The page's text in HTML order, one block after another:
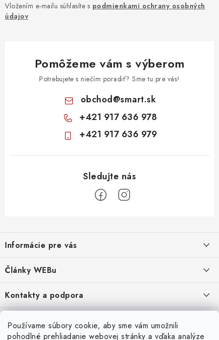
Používame súbory cookie, aby sme vám umožnili
pohodlné prehliadanie webovej stránky a vďaka analýze
Vložením e-mailu súhlasíte s podmienkami ochrany osobných
údajov
Pomôžeme vám s výberom
Potrebujete s niečím poradiť? Sme tu pre vás!
obchod@smart.sk
+421 917 636 978
+421 917 636 979
p
ä
e
Informácie pre vás
Obchodné podmienky
Moja objednávka
Odstúpenie od zmluvy
Články WEBu
Dôležité oznamy
16.6.2026
Nákup na splátky
23.10.2022
Kontakty a podpora
2.8.2022
Servisné služby